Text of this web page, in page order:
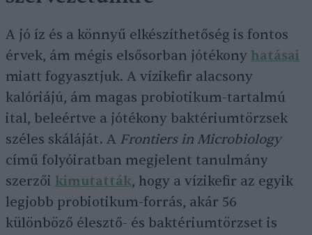
A jó íz és a könnyű elkészíthetőség is fontos
érvek, ám mégis elsősorban jótékony hatásai
miatt fogyasztjuk. A vízikefir alacsony
kalóriájú, ám magas probiotikum-tartalmú
ital, beleértve a jótékony baktériumtörzsek
széles skáláját. A Frontiers in Microbiology
című folyóiratban megjelent tanulmány
szerzői kimutatták, hogy a vízikefir az egyik
legjobb probiotikum-forrás, akár 56
különböző élesztő- és baktériumtörzset is